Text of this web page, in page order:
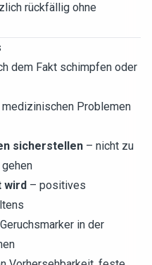
rückfällig ohne
dem Fakt schimpfen oder
Problemen
sicherstellen – nicht zu
wird – positives
in der